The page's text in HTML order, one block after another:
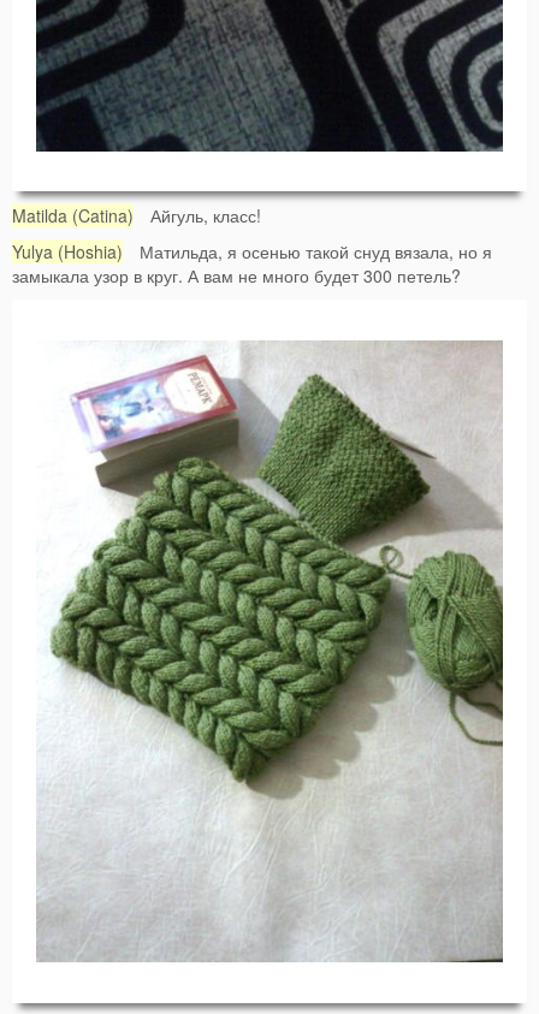
Matilda (Catina) Айгуль, класс!
Yulya (Hoshia) Матильда, я осенью такой снуд вязала, но я
замыкала узор в круг. А вам не много будет 300 петель?